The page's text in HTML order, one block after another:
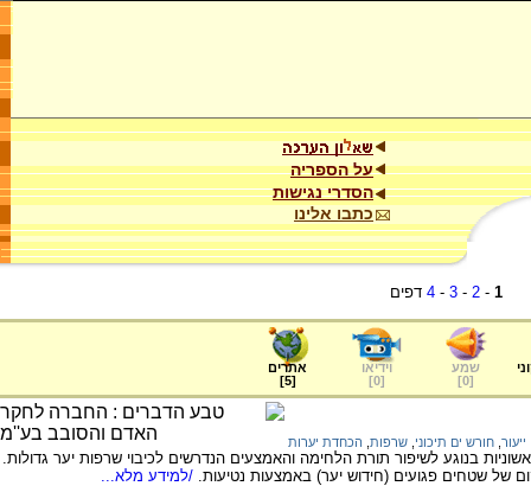
על הספריה
הסדרי נגישות
כתבו אלינו
1
-
2
-
3
-
4 דפים
שמע
[
0
]
וידיאו
[
0
]
אתרים
[
5
]
ייעור חורש ים תיכוני שרפות הכחדת יערות
בנוגע לשיפור תורת הלחימה והאמצעים הנדרשים לכיבוי שרפות יער גדולות.
של שטחים פגועים (חידוש יער) באמצעות נטיעות. /למידע מלא...